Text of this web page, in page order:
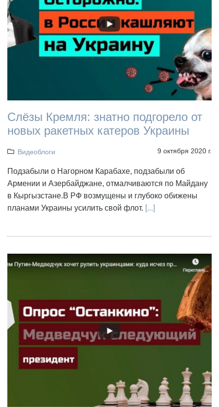
Слёзы Кремля: знатно подгорело от
новых ракетных катеров Украины
Видеоблоги 9 октября 2020 г.
Подзабыли о Нагорном Карабахе, подзабыли об
Армении и Азербайджане, отмалчиваются по Майдану
в Кыргызстане.В РФ возмущены и глубоко обижены
планами Украины усилить свой флот. [...]